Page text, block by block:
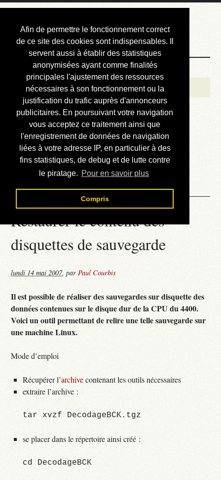
Afin de permettre le fonctionnement correct
de ce site des cookies sont indispensables. Il
servent aussi à établir des statistiques
anonymisées ayant comme finalités
principales l'ajustement des ressources
nécessaires à son fonctionnement ou la
justification du trafic auprès d'annonceurs
publicitaires. En poursuivant votre navigation
vous acceptez ce traitement ainsi que
l'enregistrement de données de navigation
liées à votre adresse IP, en particulier à des
fins statistiques, de debug et de lutte contre
le piratage. Pour en savoir plus
Compris
Courbis, « LE »
Blog Officiel
Bienvenue
Réalisations
Divers (et d’été)
Annonces
Liens externes
Téléchargement
Contact
Restaurer le contenu des
disquettes de sauvegarde
lundi 14 mai 2007,parPaul Courbis
Il est possible de réaliser des sauvegardes sur disquette des
données contenues sur le disque dur de la CPU du 4400.
Voici un outil permettant de relire une telle sauvegarde sur
une machine Linux.
Mode d’emploi
Récupérer l’archivecontenant les outils nécessaires
extraire l’archive :
se placer dans le répertoire ainsi créé :